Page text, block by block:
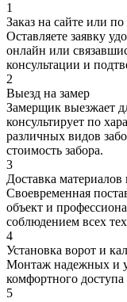
1
Заказ на сайте или
Оставляете заявку
онлайн или
консультации и
2
Выезд на замер
Замерщик выезжает
консультирует по
различных видов
стоимость забора.
3
Доставка
Своевременная
объект и
соблюдением всех
4
Установка ворот и
Монтаж надежных и
комфортного
5